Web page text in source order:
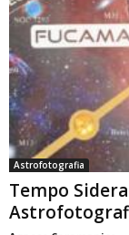
Astrofotografia
Tempo